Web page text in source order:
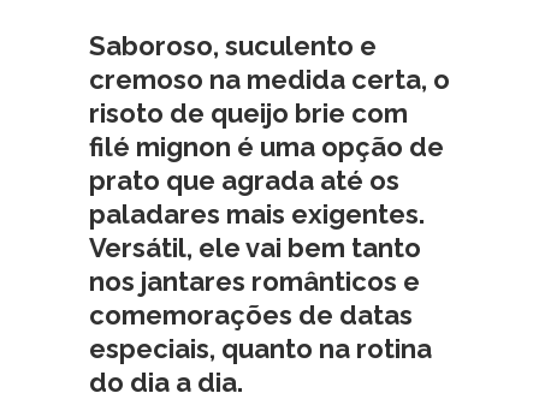
Saboroso, suculento e
cremoso na medida certa, o
risoto de queijo brie com
filé mignon é uma opção de
prato que agrada até os
paladares mais exigentes.
Versátil, ele vai bem tanto
nos jantares românticos e
comemorações de datas
especiais, quanto na rotina
do dia a dia.